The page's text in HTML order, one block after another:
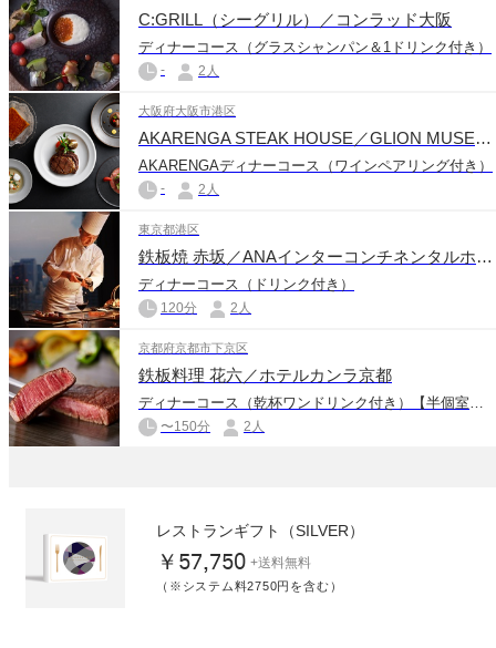
C:GRILL（シーグリル）／コンラッド大阪
ディナーコース（グラスシャンパン＆1ドリンク付き）
- 2人
大阪府大阪市港区
AKARENGA STEAK HOUSE／GLION MUSEUM
AKARENGAディナーコース（ワインペアリング付き）
- 2人
東京都港区
鉄板焼 赤坂／ANAインターコンチネンタルホテル東京
ディナーコース（ドリンク付き）
120分 2人
京都府京都市下京区
鉄板料理 花六／ホテルカンラ京都
ディナーコース（乾杯ワンドリンク付き）【半個室確約】
〜150分 2人
レストランギフト（SILVER）
￥57,750 +送料無料
（※システム料2750円を含む）